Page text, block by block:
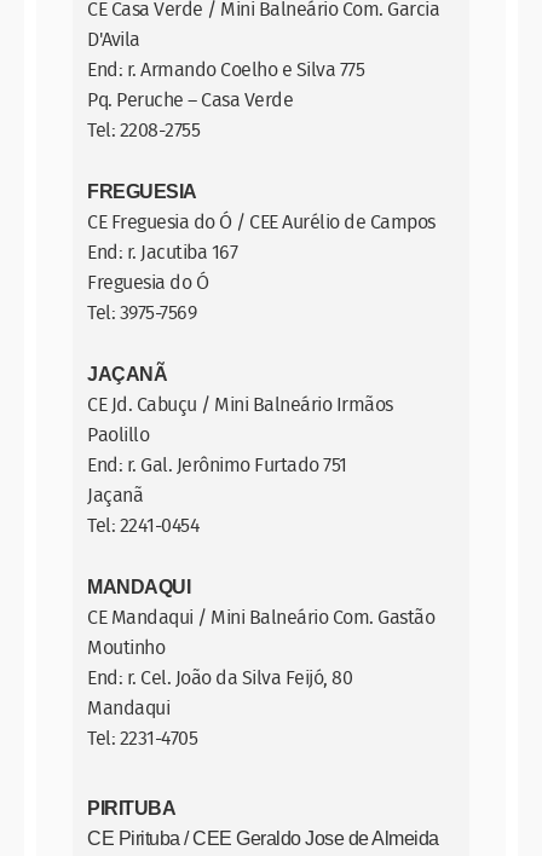
CE Casa Verde / Mini Balneário Com. Garcia
D'Avila
End: r. Armando Coelho e Silva 775
Pq. Peruche – Casa Verde
Tel: 2208-2755
FREGUESIA
CE Freguesia do Ó / CEE Aurélio de Campos
End: r. Jacutiba 167
Freguesia do Ó
Tel: 3975-7569
JAÇANÃ
CE Jd. Cabuçu / Mini Balneário Irmãos
Paolillo
End: r. Gal. Jerônimo Furtado 751
Jaçanã
Tel: 2241-0454
MANDAQUI
CE Mandaqui / Mini Balneário Com. Gastão
Moutinho
End: r. Cel. João da Silva Feijó, 80
Mandaqui
Tel: 2231-4705
PIRITUBA
CE Pirituba / CEE Geraldo Jose de Almeida